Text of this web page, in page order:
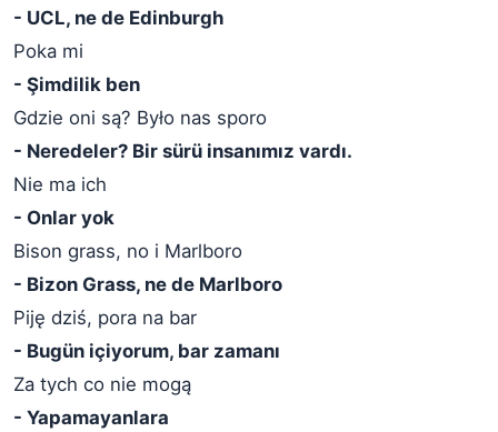
- UCL, ne de Edinburgh
Poka mi
- Şimdilik ben
Gdzie oni są? Było nas sporo
- Neredeler? Bir sürü insanımız vardı.
Nie ma ich
- Onlar yok
Bison grass, no i Marlboro
- Bizon Grass, ne de Marlboro
Piję dziś, pora na bar
- Bugün içiyorum, bar zamanı
Za tych co nie mogą
- Yapamayanlara